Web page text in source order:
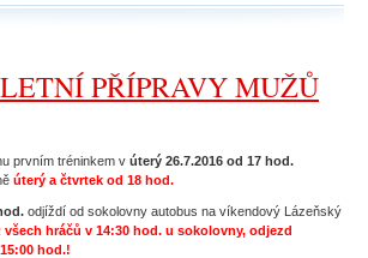
PŘÍPRAVY MUŽŮ
prvním tréninkem v úterý 26.7.2016 od 17 hod.
úterý a čtvrtek od 18 hod.
odjíždí od sokolovny autobus na víkendový Lázeňský
všech hráčů v 14:30 hod. u sokolovny, odjezd
hod.!